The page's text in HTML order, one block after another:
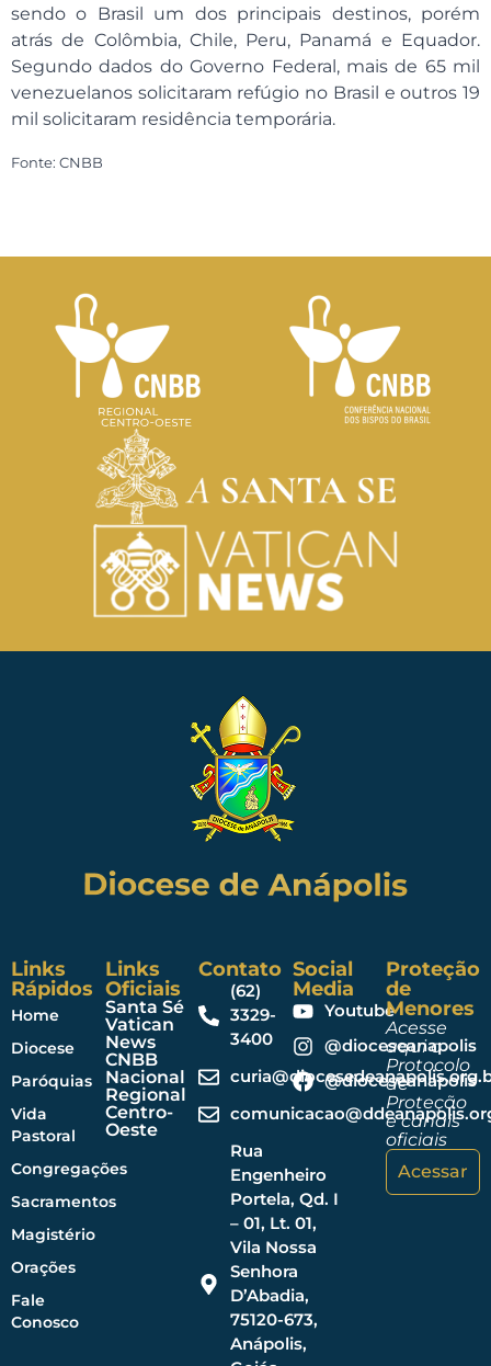
sendo o Brasil um dos principais destinos, porém
atrás de Colômbia, Chile, Peru, Panamá e Equador.
Segundo dados do Governo Federal, mais de 65 mil
venezuelanos solicitaram refúgio no Brasil e outros 19
mil solicitaram residência temporária.
Fonte: CNBB
Links
Rápidos
Home
Diocese
Paróquias
Vida
Pastoral
Congregações
Sacramentos
Magistério
Orações
Fale
Conosco
Links
Oficiais
Santa Sé
Vatican
News
CNBB
Nacional
Regional
Centro-
Oeste
Contato
(62)
3329-
3400
Rua
Engenheiro
Portela, Qd. I
– 01, Lt. 01,
Vila Nossa
Senhora
D’Abadia,
75120-673,
Anápolis,
Social
Media
Youtube
@dioceseanapolis
@dioceseanapolis
Proteção
de
Menores
Acesse
aqui o
Protocolo
de
Proteção
e canais
oficiais
Acessar